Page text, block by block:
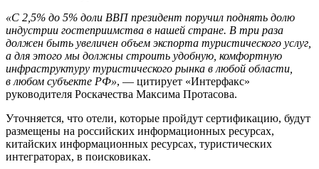
«С 2,5% до 5% доли ВВП президент поручил поднять долю
индустрии гостеприимства в нашей стране. В три раза
должен быть увеличен объем экспорта туристического услуг,
а для этого мы должны строить удобную, комфортную
инфраструктуру туристического рынка в любой области,
в любом субъекте РФ», — цитирует «Интерфакс»
руководителя Роскачества Максима Протасова.
Уточняется, что отели, которые пройдут сертификацию, будут
размещены на российских информационных ресурсах,
китайских информационных ресурсах, туристических
интеграторах, в поисковиках.